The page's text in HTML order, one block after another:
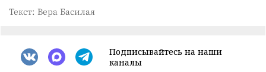
Текст: Вера Басилая
Подписывайтесь на наши
каналы